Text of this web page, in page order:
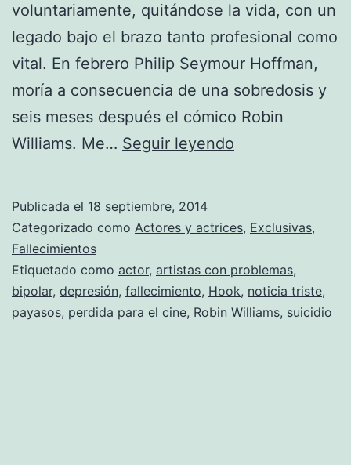
voluntariamente, quitándose la vida, con un
legado bajo el brazo tanto profesional como
vital. En febrero Philip Seymour Hoffman,
moría a consecuencia de una sobredosis y
seis meses después el cómico Robin
Williams. Me… Seguir leyendo
esencia
un
payaso
Publicada el 18 septiembre, 2014
Categorizado como Actores y actrices, Exclusivas,
Fallecimientos
Etiquetado como actor, artistas con problemas,
bipolar, depresión, fallecimiento, Hook, noticia triste,
payasos, perdida para el cine, Robin Williams, suicidio